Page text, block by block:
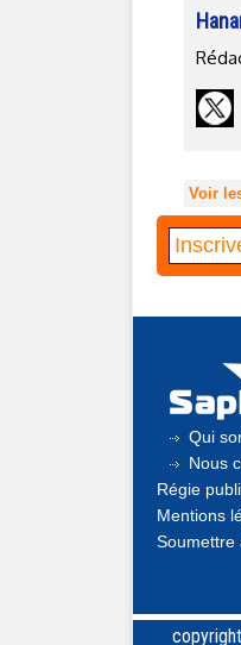
Voir
Qui
Nous
Régie
Mentions
Soumettre